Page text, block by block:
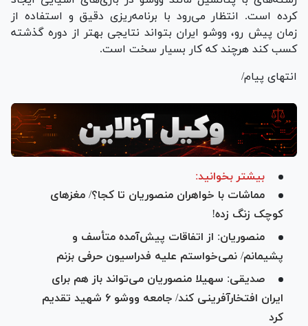
کرده است. انتظار می‌رود با برنامه‌ریزی دقیق و استفاده از
زمان پیش رو، ووشو ایران بتواند نتایجی بهتر از دوره گذشته
کسب کند هرچند که کار بسیار سخت است.
انتهای پیام/
بیشتر بخوانید:
مماشات با خواهران منصوریان تا کجا؟/ مغز‌های
کوچک زنگ زده!
منصوریان: از اتفاقات پیش‌آمده متأسف و
پشیمانم/ نمی‌خواستم علیه فدراسیون حرفی بزنم
صدیقی: سهیلا منصوریان می‌تواند باز هم برای
ایران افتخارآفرینی کند/ جامعه ووشو ۶ شهید تقدیم
کرد